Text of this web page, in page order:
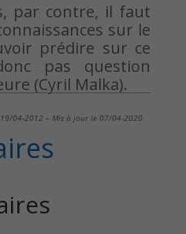
par contre, il faut
sur le
prédire sur ce
pas question
(Cyril Malka).
04-2012 – Mis à jour le 07/04-2020